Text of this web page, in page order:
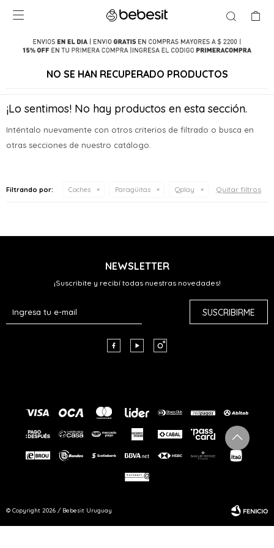

NO SE HAN RECUPERADO PRODUCTOS
¡Lo sentimos! No hay productos en esta sección.
Inténtalo nuevamente con otros criterios de filtrado o busca en
otras secciones de nuestro catálogo.
Filtrando por: Coches Paragüitas Qplay Quitar filtros
NEWSLETTER
¡Suscribite y recibí todas nuestras novedades!
SUSCRIBIRME
  
© Copyright 2026 / Bebesit Uruguay